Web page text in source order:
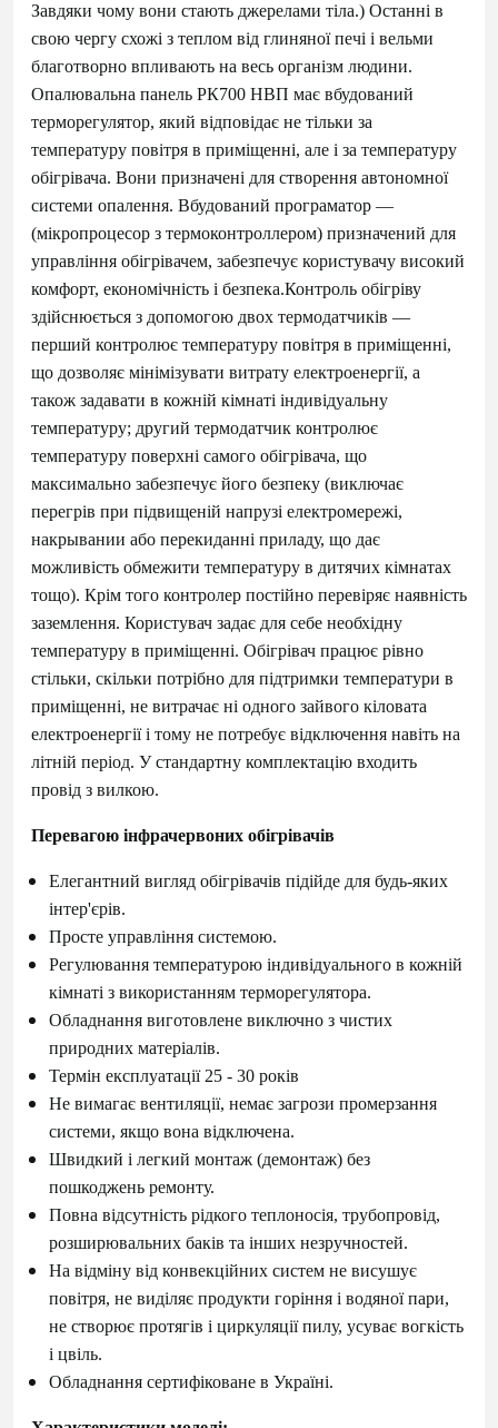
Завдяки чому вони стають джерелами тіла.) Останні в
свою чергу схожі з теплом від глиняної печі і вельми
благотворно впливають на весь організм людини.
Опалювальна панель РК700 НВП має вбудований
терморегулятор, який відповідає не тільки за
температуру повітря в приміщенні, але і за температуру
обігрівача. Вони призначені для створення автономної
системи опалення. Вбудований програматор —
(мікропроцесор з термоконтроллером) призначений для
управління обігрівачем, забезпечує користувачу високий
комфорт, економічність і безпека.Контроль обігріву
здійснюється з допомогою двох термодатчиків —
перший контролює температуру повітря в приміщенні,
що дозволяє мінімізувати витрату електроенергії, а
також задавати в кожній кімнаті індивідуальну
температуру; другий термодатчик контролює
температуру поверхні самого обігрівача, що
максимально забезпечує його безпеку (виключає
перегрів при підвищеній напрузі електромережі,
накрывании або перекиданні приладу, що дає
можливість обмежити температуру в дитячих кімнатах
тощо). Крім того контролер постійно перевіряє наявність
заземлення. Користувач задає для себе необхідну
температуру в приміщенні. Обігрівач працює рівно
стільки, скільки потрібно для підтримки температури в
приміщенні, не витрачає ні одного зайвого кіловата
електроенергії і тому не потребує відключення навіть на
літній період. У стандартну комплектацію входить
провід з вилкою.
Перевагою інфрачервоних обігрівачів
Елегантний вигляд обігрівачів підійде для будь-яких
інтер'єрів.
Просте управління системою.
Регулювання температурою індивідуального в кожній
кімнаті з використанням терморегулятора.
Обладнання виготовлене виключно з чистих
природних матеріалів.
Термін експлуатації 25 - 30 років
Не вимагає вентиляції, немає загрози промерзання
системи, якщо вона відключена.
Швидкий і легкий монтаж (демонтаж) без
пошкоджень ремонту.
Повна відсутність рідкого теплоносія, трубопровід,
розширювальних баків та інших незручностей.
На відміну від конвекційних систем не висушує
повітря, не виділяє продукти горіння і водяної пари,
не створює протягів і циркуляції пилу, усуває вогкість
і цвіль.
Обладнання сертифіковане в Україні.